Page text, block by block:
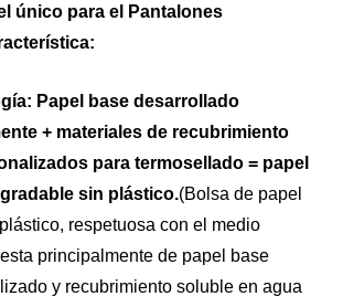
único para el
Pantalones
Papel base desarrollado
+ materiales de recubrimiento
para termosellado = papel
sin plástico.(Bolsa de papel
respetuosa con el medio
principalmente de papel base
y recubrimiento soluble en agua